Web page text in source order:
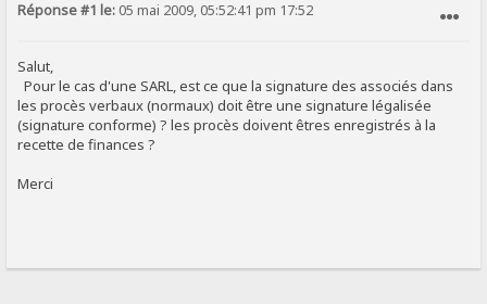
Réponse #1 le: 05 mai 2009, 05:52:41 pm 17:52
Salut,
Pour le cas d'une SARL, est ce que la signature des associés dans
les procès verbaux (normaux) doit être une signature légalisée
(signature conforme) ? les procès doivent êtres enregistrés à la
recette de finances ?
Merci